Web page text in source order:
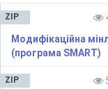
ZIP
Модифікаційна
(програма SMART)
ZIP